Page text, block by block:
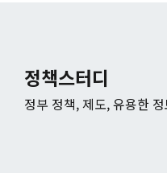
정책스터디
정부 정책, 제도, 유용한